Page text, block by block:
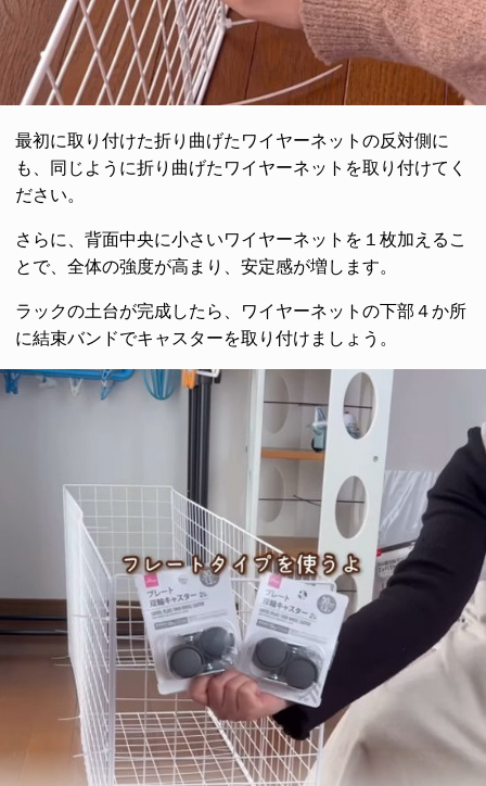
最初に取り付けた折り曲げたワイヤーネットの反対側に
も、同じように折り曲げたワイヤーネットを取り付けてく
ださい。
さらに、背面中央に小さいワイヤーネットを１枚加えるこ
とで、全体の強度が高まり、安定感が増します。
ラックの土台が完成したら、ワイヤーネットの下部４か所
に結束バンドでキャスターを取り付けましょう。